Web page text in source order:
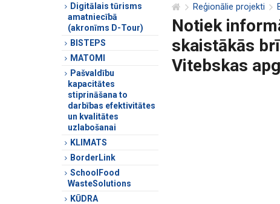
Reģionālie projekti
Notiek
skaistākās
Vitebskas
Digitālais tūrisms
amatniecībā
(akronīms D-Tour)
BISTEPS
MATOMI
Pašvaldību
kapacitātes
stiprināšana to
darbības efektivitātes
un kvalitātes
uzlabošanai
KLIMATS
BorderLink
SchoolFood
WasteSolutions
KŪDRA